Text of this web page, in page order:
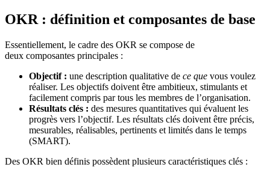
OKR : définition et composantes de base
Essentiellement, le cadre des OKR se compose de
deux composantes principales :
Objectif : une description qualitative de ce que vous voulez
réaliser. Les objectifs doivent être ambitieux, stimulants et
facilement compris par tous les membres de l’organisation.
Résultats clés : des mesures quantitatives qui évaluent les
progrès vers l’objectif. Les résultats clés doivent être précis,
mesurables, réalisables, pertinents et limités dans le temps
(SMART).
Des OKR bien définis possèdent plusieurs caractéristiques clés :